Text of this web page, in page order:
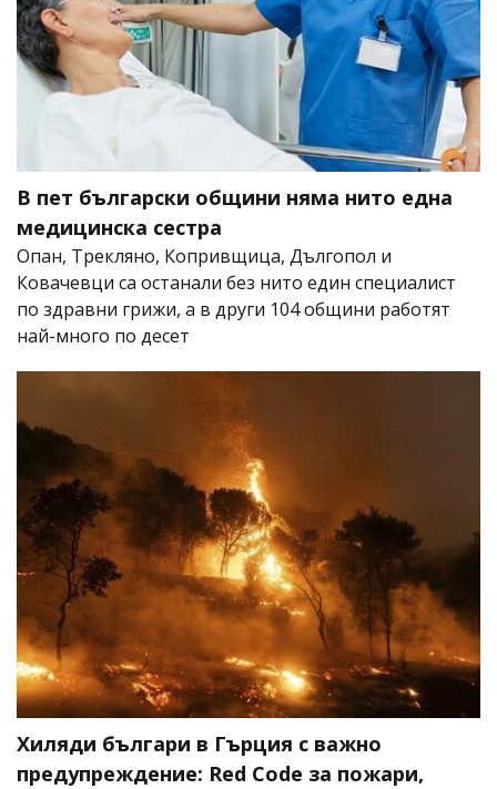
В пет български общини няма нито една
медицинска сестра
Опан, Трекляно, Копривщица, Дългопол и
Ковачевци са останали без нито един специалист
по здравни грижи, а в други 104 общини работят
най-много по десет
Хиляди българи в Гърция с важно
предупреждение: Red Code за пожари,